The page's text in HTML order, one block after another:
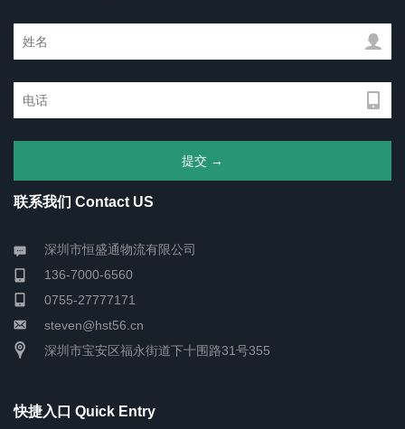
联系我们 Contact US
深圳市恒盛通物流有限公司
136-7000-6560
0755-27777171
steven@hst56.cn
深圳市宝安区福永街道下十围路31号355
快捷入口 Quick Entry